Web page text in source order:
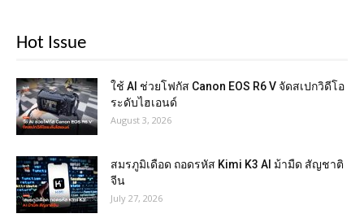
Hot Issue
ใช้ AI ช่วยโฟกัส Canon EOS R6 V จัดสเปกวิดีโอ
ระดับไฮเอนด์
August 3, 2026
สมรภูมิเดือด ถอดรหัส Kimi K3 AI ม้ามืด สัญชาติ
จีน
July 27, 2026